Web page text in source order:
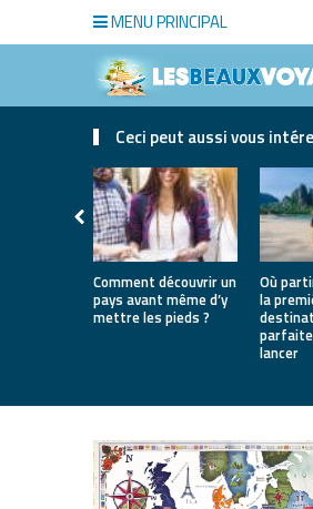
MENU PRINCIPAL
Ceci peut aussi vous
Comment découvrir un
pays avant même d’y
mettre les pieds ?
Où
la
lancer